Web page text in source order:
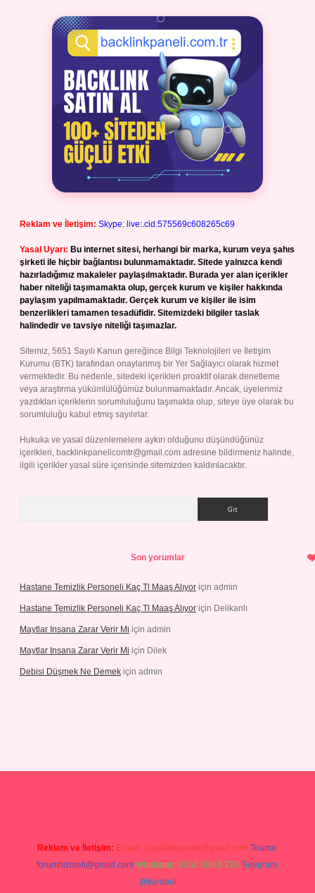
Reklam ve İletişim: Skype: live:.cid.575569c608265c69
Yasal Uyarı: Bu internet sitesi, herhangi bir marka, kurum veya şahıs
şirketi ile hiçbir bağlantısı bulunmamaktadır. Sitede yalnızca kendi
hazırladığımız makaleler paylaşılmaktadır. Burada yer alan içerikler
haber niteliği taşımamakta olup, gerçek kurum ve kişiler hakkında
paylaşım yapılmamaktadır. Gerçek kurum ve kişiler ile isim
benzerlikleri tamamen tesadüfidir. Sitemizdeki bilgiler taslak
halindedir ve tavsiye niteliği taşımazlar.
Sitemiz, 5651 Sayılı Kanun gereğince Bilgi Teknolojileri ve İletişim
Kurumu (BTK) tarafından onaylanmış bir Yer Sağlayıcı olarak hizmet
vermektedir. Bu nedenle, sitedeki içerikleri proaktif olarak denetleme
veya araştırma yükümlülüğümüz bulunmamaktadır. Ancak, üyelerimiz
yazdıkları içeriklerin sorumluluğunu taşımakta olup, siteye üye olarak bu
sorumluluğu kabul etmiş sayılırlar.
Hukuka ve yasal düzenlemelere aykırı olduğunu düşündüğünüz
içerikleri, backlinkpanelicomtr@gmail.com adresine bildirmeniz halinde,
ilgili içerikler yasal süre içerisinde sitemizden kaldırılacaktır.
Son yorumlar
Hastane Temizlik Personeli Kaç Tl Maaş Alıyor için admin
Hastane Temizlik Personeli Kaç Tl Maaş Alıyor için Delikanlı
Maytlar Insana Zarar Verir Mi için admin
Maytlar Insana Zarar Verir Mi için Dilek
Debisi Düşmek Ne Demek için admin
Reklam ve İletişim: E-mail: backlinkpaneli@gmail.com Teams:
forumhizmeti@gmail.com Whatsapp: 0262 606 0 726 Telegram:
@karabul